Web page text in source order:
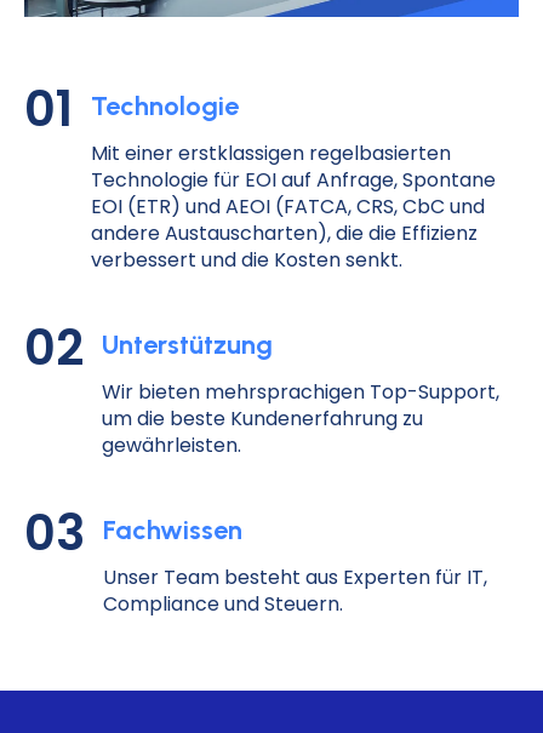
01 Technologie
Mit einer erstklassigen regelbasierten
Technologie für EOI auf Anfrage, Spontane
EOI (ETR) und AEOI (FATCA, CRS, CbC und
andere Austauscharten), die die Effizienz
verbessert und die Kosten senkt.
02 Unterstützung
Wir bieten mehrsprachigen Top-Support,
um die beste Kundenerfahrung zu
gewährleisten.
03 Fachwissen
Unser Team besteht aus Experten für IT,
Compliance und Steuern.